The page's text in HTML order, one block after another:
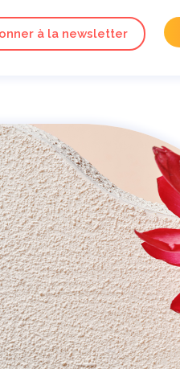
à la newsletter